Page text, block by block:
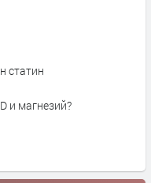
статин
и магнезий?